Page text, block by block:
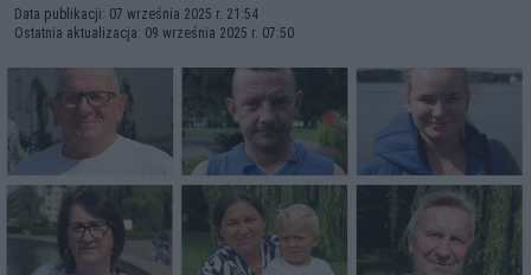
Data publikacji: 07 września 2025 r. 21:54
Ostatnia aktualizacja: 09 września 2025 r. 07:50